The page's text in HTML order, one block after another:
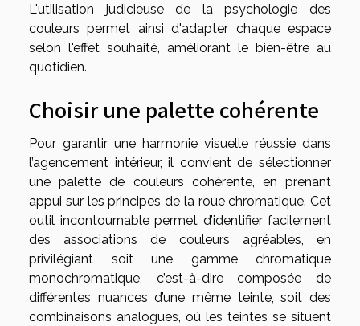
L'utilisation judicieuse de la psychologie des
couleurs permet ainsi d'adapter chaque espace
selon l'effet souhaité, améliorant le bien-être au
quotidien.
Choisir une palette cohérente
Pour garantir une harmonie visuelle réussie dans
l’agencement intérieur, il convient de sélectionner
une palette de couleurs cohérente, en prenant
appui sur les principes de la roue chromatique. Cet
outil incontournable permet d’identifier facilement
des associations de couleurs agréables, en
privilégiant soit une gamme chromatique
monochromatique, c’est-à-dire composée de
différentes nuances d’une même teinte, soit des
combinaisons analogues, où les teintes se situent